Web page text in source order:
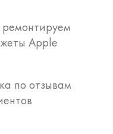
ремонтируем
Apple
по отзывам